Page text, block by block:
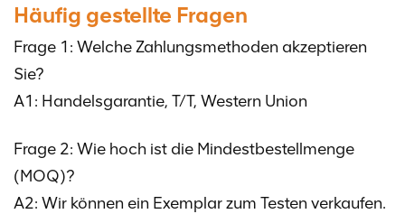
Häufig gestellte Fragen
Frage 1: Welche Zahlungsmethoden akzeptieren
Sie?
A1: Handelsgarantie, T/T, Western Union
Frage 2: Wie hoch ist die Mindestbestellmenge
(MOQ)?
A2: Wir können ein Exemplar zum Testen verkaufen.